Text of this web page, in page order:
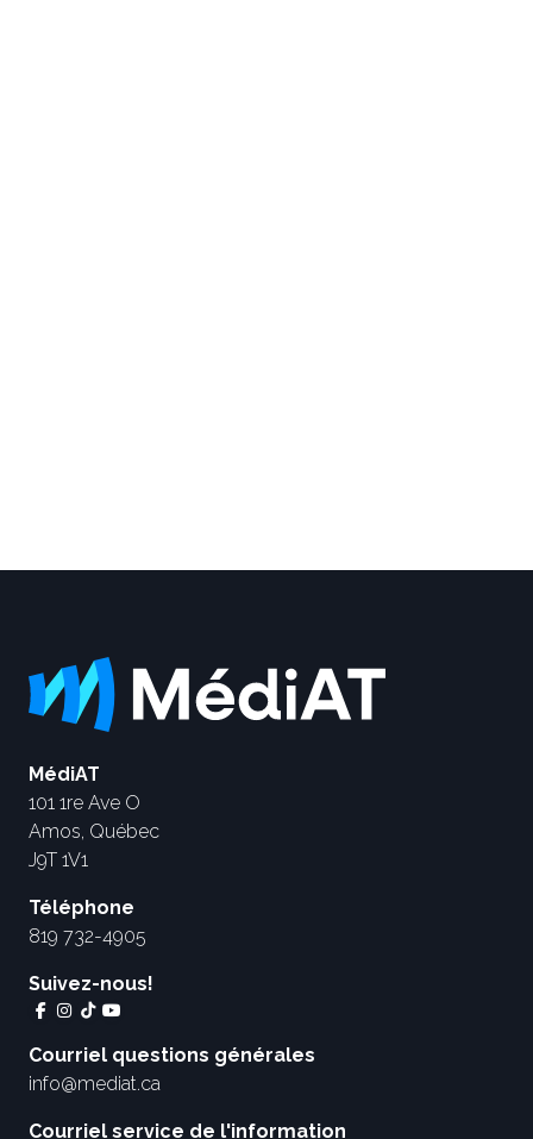
MédiAT
101 1re Ave O
Amos, Québec
J9T 1V1
Téléphone
819 732-4905
Suivez-nous!
Courriel questions générales
info@mediat.ca
Courriel service de l'information